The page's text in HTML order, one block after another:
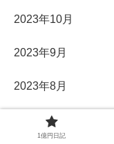
2023年10月
2023年9月
2023年8月
2023年7月
1億円日記